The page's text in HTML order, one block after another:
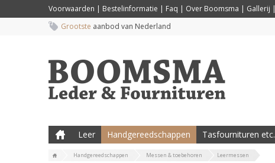
Voorwaarden | Bestelinformatie | Faq | Over Boomsma | Gallerij |
Grootste aanbod van Nederland
Leer Handgereedschappen Tasfournituren etc.
Handgereedschappen Messen & toebehoren Leermessen